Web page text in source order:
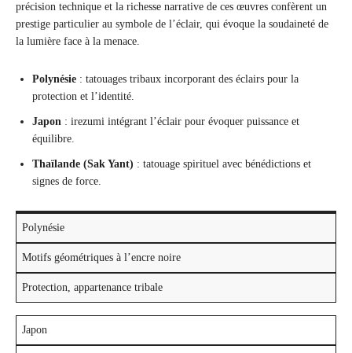
précision technique et la richesse narrative de ces œuvres confèrent un
prestige particulier au symbole de l’éclair, qui évoque la soudaineté de
la lumière face à la menace.
Polynésie : tatouages tribaux incorporant des éclairs pour la
protection et l’identité.
Japon : irezumi intégrant l’éclair pour évoquer puissance et
équilibre.
Thaïlande (Sak Yant) : tatouage spirituel avec bénédictions et
signes de force.
Polynésie
Motifs géométriques à l’encre noire
Protection, appartenance tribale
Japon